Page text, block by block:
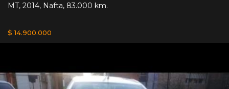
MT, 2014, Nafta, 83.000 km.
$ 14.900.000